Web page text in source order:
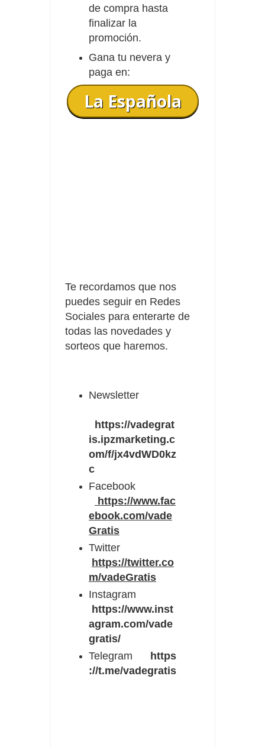
de compra hasta
finalizar la
promoción.
Gana tu nevera y
paga en:
La Española
Te recordamos que nos
puedes seguir en Redes
Sociales para enterarte de
todas las novedades y
sorteos que haremos.
Newsletter
https://vadegrat
is.ipzmarketing.c
om/f/jx4vdWD0kz
c
Facebook
https://www.fac
ebook.com/vade
Gratis
Twitter
https://twitter.co
m/vadeGratis
Instagram
https://www.inst
agram.com/vade
gratis/
Telegram
https
://t.me/vadegratis